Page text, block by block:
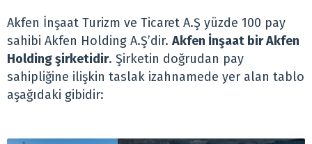
Akfen İnşaat Turizm ve Ticaret A.Ş yüzde 100 pay
sahibi Akfen Holding A.Ş’dir. Akfen İnşaat bir Akfen
Holding şirketidir. Şirketin doğrudan pay
sahipliğine ilişkin taslak izahnamede yer alan tablo
aşağıdaki gibidir: